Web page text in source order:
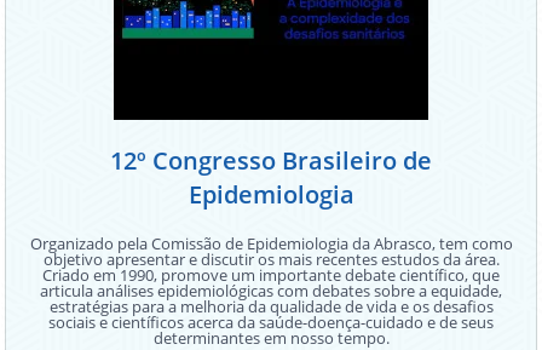
12º Congresso Brasileiro de
Epidemiologia
Organizado pela Comissão de Epidemiologia da Abrasco, tem como
objetivo apresentar e discutir os mais recentes estudos da área.
Criado em 1990, promove um importante debate científico, que
articula análises epidemiológicas com debates sobre a equidade,
estratégias para a melhoria da qualidade de vida e os desafios
sociais e científicos acerca da saúde-doença-cuidado e de seus
determinantes em nosso tempo.